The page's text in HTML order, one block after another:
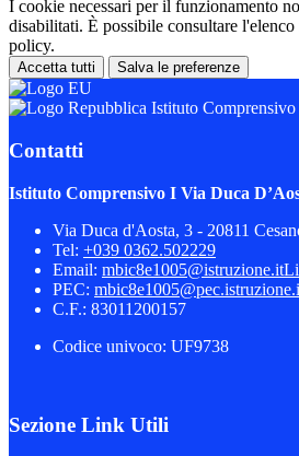
I cookie necessari per il funzionamento
disabilitati. È possibile consultare
policy.
Accetta tutti Salva le preferenze
Istituto
Contatti
Istituto Comprensivo I Via Duca
Via Duca d'Aosta, 3 - 20811
Tel: +039 0362.502229
Email: mbic8e1005@istruzione.it
PEC:
C.F.: 83011200157
Codice univoco: UF9738
Sezione Link Utili